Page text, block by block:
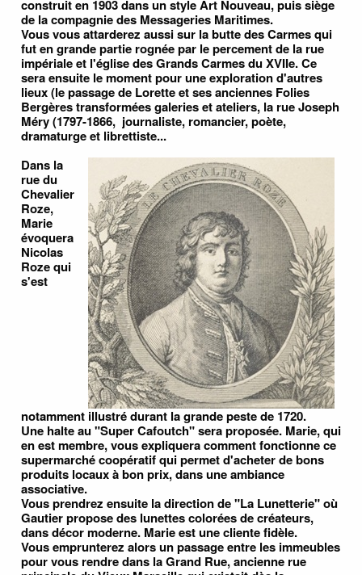
construit en 1903 dans un style Art Nouveau, puis siège
de la compagnie des Messageries Maritimes.
Vous vous attarderez aussi sur la butte des Carmes qui
fut en grande partie rognée par le percement de la rue
impériale et l'église des Grands Carmes du XVIIe. Ce
sera ensuite le moment pour une exploration d'autres
lieux (le passage de Lorette et ses anciennes Folies
Bergères transformées galeries et ateliers, la rue Joseph
Méry (1797-1866, journaliste, romancier, poète,
dramaturge et librettiste...
Dans la
rue du
Chevalier
Roze,
Marie
évoquera
Nicolas
Roze qui
s'est
notamment illustré durant la grande peste de 1720.
Une halte au "Super Cafoutch" sera proposée. Marie, qui
en est membre, vous expliquera comment fonctionne ce
supermarché coopératif qui permet d'acheter de bons
produits locaux à bon prix, dans une ambiance
associative.
Vous prendrez ensuite la direction de "La Lunetterie" où
Gautier propose des lunettes colorées de créateurs,
dans décor moderne. Marie est une cliente fidèle.
Vous emprunterez alors un passage entre les immeubles
pour vous rendre dans la Grand Rue, ancienne rue